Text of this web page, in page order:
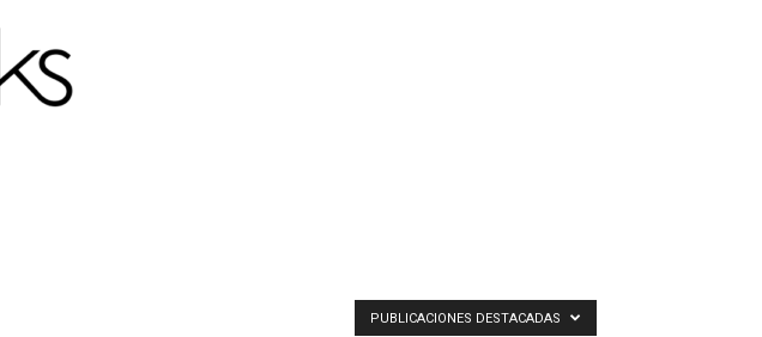
PUBLICACIONES DESTACADAS